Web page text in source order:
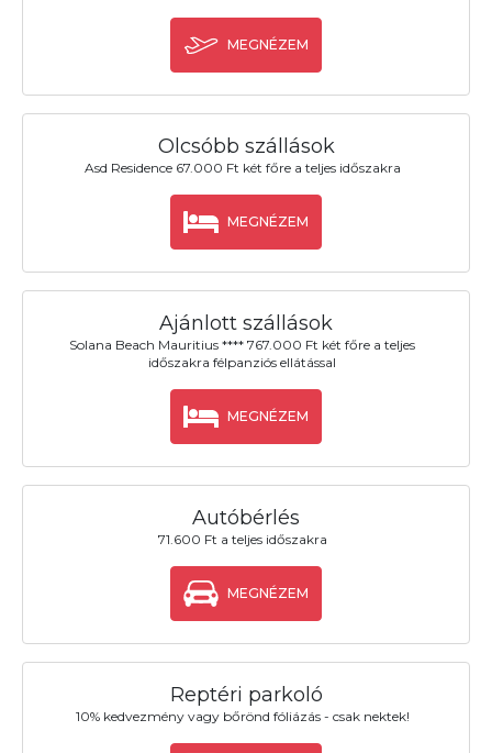
MEGNÉZEM
Olcsóbb szállások
Asd Residence 67.000 Ft két főre a teljes időszakra
MEGNÉZEM
Ajánlott szállások
Solana Beach Mauritius **** 767.000 Ft két főre a teljes
időszakra félpanziós ellátással
MEGNÉZEM
Autóbérlés
71.600 Ft a teljes időszakra
MEGNÉZEM
Reptéri parkoló
10% kedvezmény vagy bőrönd fóliázás - csak nektek!